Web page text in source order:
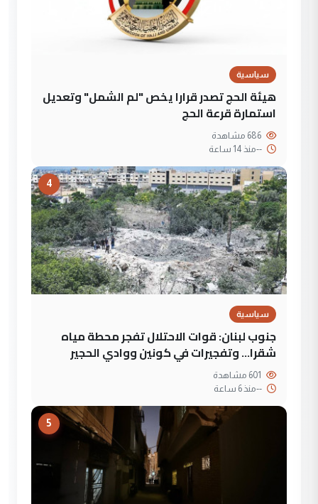
سياسية
هيئة الحج تصدر قرارا يخص "لم الشمل" وتعديل
استمارة قرعة الحج
--منذ 14 ساعة
4
سياسية
جنوب لبنان: قوات الاحتلال تفجر محطة مياه
شقرا… وتفجيرات في كونين ووادي الحجير
--منذ 6 ساعة
5